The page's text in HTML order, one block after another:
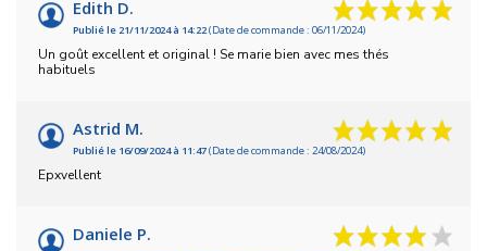
Edith D.
Publié le 21/11/2024 à 14:22(Date de commande : 06/11/2024)
Un goût excellent et original ! Se marie bien avec mes thés
habituels
Astrid M.
Publié le 16/09/2024 à 11:47(Date de commande : 24/08/2024)
Epxvellent
Daniele P.